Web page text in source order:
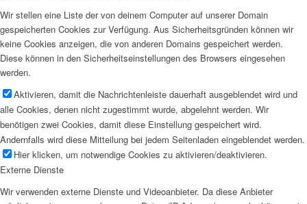
Wir stellen eine Liste der von deinem Computer auf unserer Domain
gespeicherten Cookies zur Verfügung. Aus Sicherheitsgründen können wir
keine Cookies anzeigen, die von anderen Domains gespeichert werden.
Diese können in den Sicherheitseinstellungen des Browsers eingesehen
werden.
Aktivieren, damit die Nachrichtenleiste dauerhaft ausgeblendet wird und
alle Cookies, denen nicht zugestimmt wurde, abgelehnt werden. Wir
benötigen zwei Cookies, damit diese Einstellung gespeichert wird.
Andernfalls wird diese Mitteilung bei jedem Seitenladen eingeblendet werden.
Hier klicken, um notwendige Cookies zu aktivieren/deaktivieren.
Externe Dienste
Wir verwenden externe Dienste und Videoanbieter. Da diese Anbieter